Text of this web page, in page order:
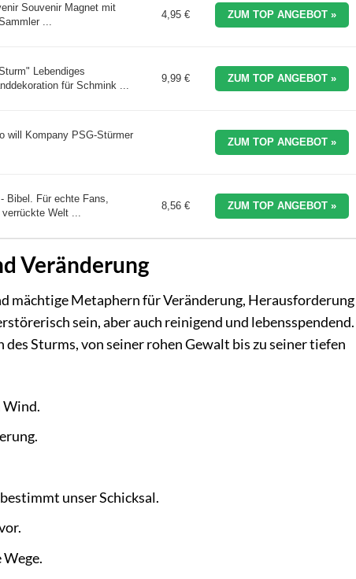
Souvenir Magnet mit
...
4,95 € ZUM TOP ANGEBOT »
Lebendiges
für Schmink ...
9,99 € ZUM TOP ANGEBOT »
will Kompany PSG-Stürmer
ZUM TOP ANGEBOT »
Bibel. Für echte Fans,
Welt ...
8,56 € ZUM TOP ANGEBOT »
Veränderung
mächtige Metaphern für Veränderung, Herausforderung
sein, aber auch reinigend und lebensspendend.
Sturms, von seiner rohen Gewalt bis zu seiner tiefen
Wind.
unser Schicksal.